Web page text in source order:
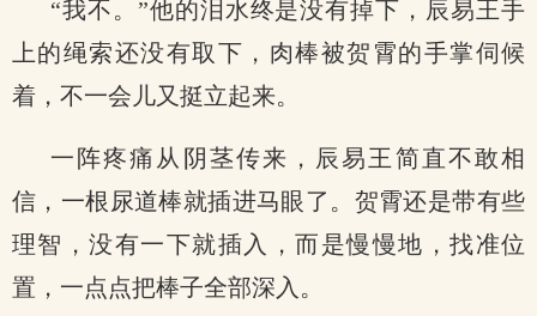
“我不。”他的泪水终是没有掉下，辰易王手
上的绳索还没有取下，肉棒被贺霄的手掌伺候
着，不一会儿又挺立起来。
一阵疼痛从阴茎传来，辰易王简直不敢相
信，一根尿道棒就插进马眼了。贺霄还是带有些
理智，没有一下就插入，而是慢慢地，找准位
置，一点点把棒子全部深入。